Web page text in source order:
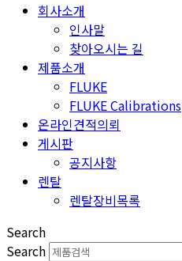
회사소개
인사말
찾아오시는 길
제품소개
FLUKE
FLUKE Calibrations
온라인견적의뢰
게시판
공지사항
렌탈
렌탈장비목록
Search
Search